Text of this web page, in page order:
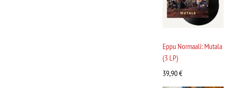
Eppu Normaali: Mutala
(3 LP)
39,90€